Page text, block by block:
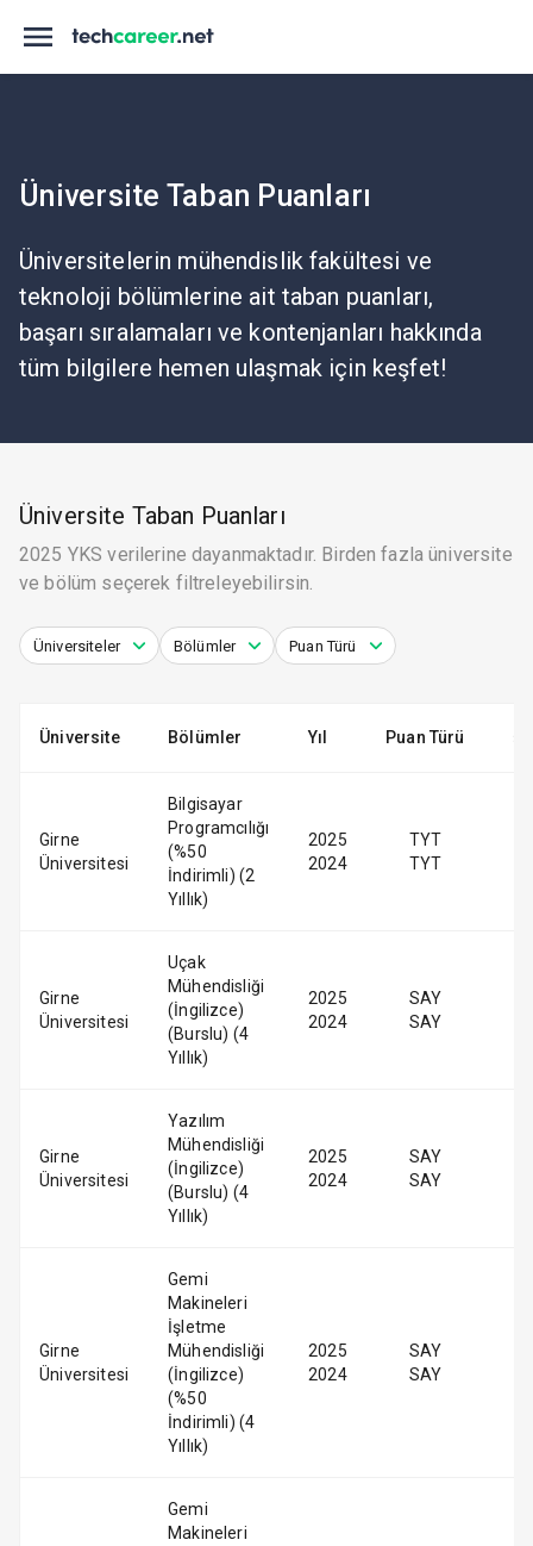
Üniversite Taban Puanları
Üniversitelerin mühendislik fakültesi ve
teknoloji bölümlerine ait taban puanları,
başarı sıralamaları ve kontenjanları hakkında
tüm bilgilere hemen ulaşmak için keşfet!
Üniversite Taban Puanları
2025 YKS verilerine dayanmaktadır. Birden fazla üniversite
ve bölüm seçerek filtreleyebilirsin.
Üniversiteler Bölümler Puan Türü
Üniversite Bölümler Yıl Puan Türü
Girne
Üniversitesi
Bilgisayar
Programcılığı
(%50
İndirimli) (2
Yıllık)
2025
2024
TYT
TYT
Girne
Üniversitesi
Uçak
Mühendisliği
(İngilizce)
(Burslu) (4
Yıllık)
2025
2024
SAY
SAY
Girne
Üniversitesi
Yazılım
Mühendisliği
(İngilizce)
(Burslu) (4
Yıllık)
2025
2024
SAY
SAY
Girne
Üniversitesi
Gemi
Makineleri
İşletme
Mühendisliği
(İngilizce)
(%50
İndirimli) (4
Yıllık)
2025
2024
SAY
SAY
Gemi
Makineleri